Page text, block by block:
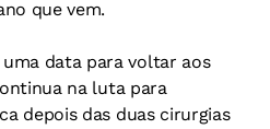
que vem.
data para voltar aos
na luta para
depois das duas cirurgias